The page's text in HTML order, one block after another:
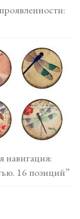
навигация:
16 позиций”